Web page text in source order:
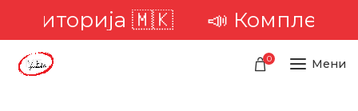
територија 🇲🇰 📣
0 Мени